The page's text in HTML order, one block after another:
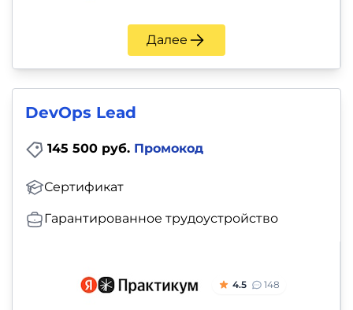
Далее
DevOps Lead
145 500 руб. Промокод
Сертификат
Гарантированное трудоустройство
4.5 148